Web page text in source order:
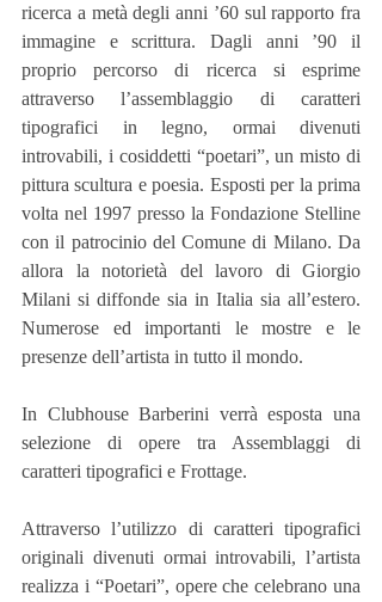
ricerca a metà degli anni ’60 sul rapporto fra
immagine e scrittura. Dagli anni ’90 il
proprio percorso di ricerca si esprime
attraverso l’assemblaggio di caratteri
tipografici in legno, ormai divenuti
introvabili, i cosiddetti “poetari”, un misto di
pittura scultura e poesia. Esposti per la prima
volta nel 1997 presso la Fondazione Stelline
con il patrocinio del Comune di Milano. Da
allora la notorietà del lavoro di Giorgio
Milani si diffonde sia in Italia sia all’estero.
Numerose ed importanti le mostre e le
presenze dell’artista in tutto il mondo.
In Clubhouse Barberini verrà esposta una
selezione di opere tra Assemblaggi di
caratteri tipografici e Frottage.
Attraverso l’utilizzo di caratteri tipografici
originali divenuti ormai introvabili, l’artista
realizza i “Poetari”, opere che celebrano una